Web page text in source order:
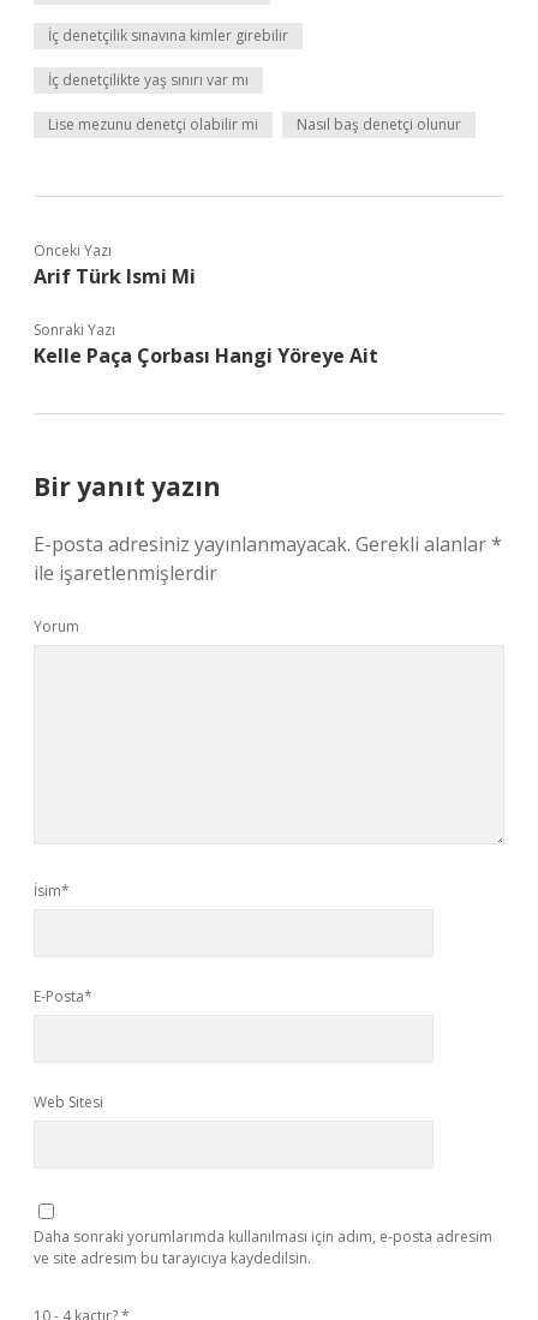
İç denetçilik sınavına kimler girebilir
İç denetçilikte yaş sınırı var mı
Lise mezunu denetçi olabilir mi Nasıl baş denetçi olunur
Önceki Yazı
Arif Türk Ismi Mi
Sonraki Yazı
Kelle Paça Çorbası Hangi Yöreye Ait
Bir yanıt yazın
E-posta adresiniz yayınlanmayacak. Gerekli alanlar*
ile işaretlenmişlerdir
Yorum
İsim*
E-Posta*
Web Sitesi
Daha sonraki yorumlarımda kullanılması için adım, e-posta adresim
ve site adresim bu tarayıcıya kaydedilsin.
10 - 4 kaçtır?*